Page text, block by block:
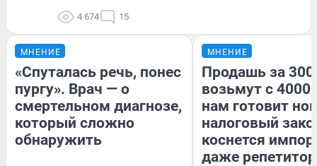
4 674 15
МНЕНИЕ
«Спуталась речь, понес
пургу». Врач — о
смертельном диагнозе,
который сложно
обнаружить
МНЕНИЕ
Продашь за
возьмут с
нам готовит
налоговый
коснется
даже